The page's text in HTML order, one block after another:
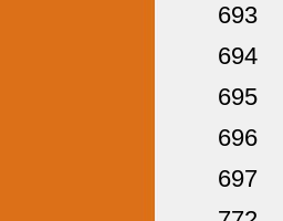
693
694
695
696
697